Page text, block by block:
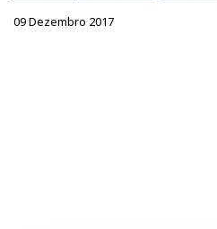
09 Dezembro 2017